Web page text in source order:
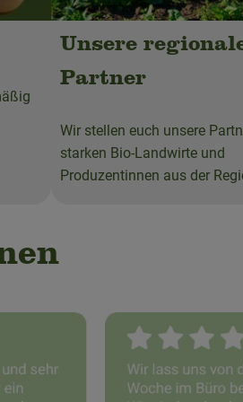
Unsere
Partner
Wir stellen euch unsere
starken Bio-Landwirte und
Produzentinnen aus der